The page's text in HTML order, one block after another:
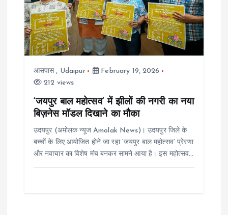
आसपास, Udaipur
February 19, 2026
212 views
‘जयपुर बाल महोत्सव’ में झीलों की नगरी का नया
बिज़नेस मॉडल दिखाने का मौका
उदयपुर (अमोलक न्यूज Amolak News)। उदयपुर जिले के
बच्चों के लिए आयोजित होने जा रहा ‘जयपुर बाल महोत्सव’ प्रेरणा
और नवाचार का विशेष मंच बनकर सामने आया है। इस महोत्सव…